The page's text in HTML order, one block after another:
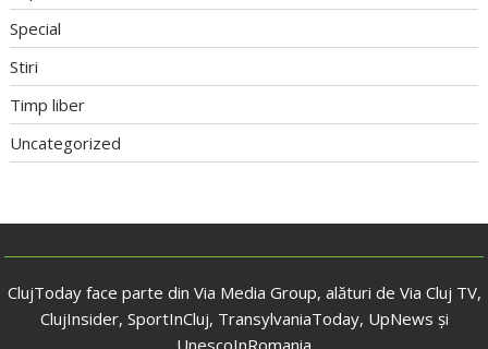
Special
Stiri
Timp liber
Uncategorized
ClujToday face parte din Via Media Group, alături de Via Cluj TV,
ClujInsider, SportInCluj, TransylvaniaToday, UpNews și